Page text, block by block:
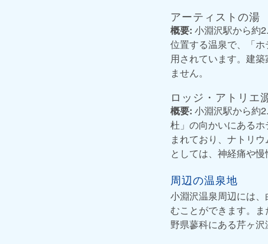
アーティストの湯
概要: 小淵沢駅から約
位置する温泉で、「
用されています。建
ません。
ロッジ・アトリエ
概要: 小淵沢駅から約
杜」の向かいにある
まれており、ナトリ
としては、神経痛や
周辺の温泉地
小淵沢温泉周辺には
むことができます。
野県蓼科にある芹ヶ